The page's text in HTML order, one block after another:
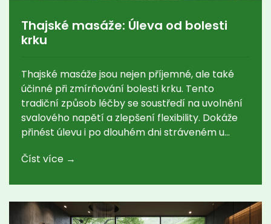
Thajské masáže: Úleva od bolesti
krku
Thajské masáže jsou nejen příjemné, ale také
účinné při zmírňování bolesti krku. Tento
tradiční způsob léčby se soustředí na uvolnění
svalového napětí a zlepšení flexibility. Dokáže
přinést úlevu i po dlouhém dni stráveném u
každodenním nepohodlím a proč je důležité
Číst více →